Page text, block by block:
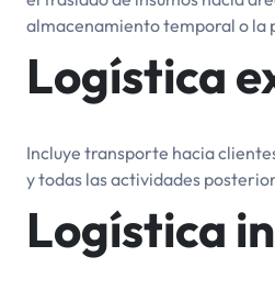
almacenamiento temporal o la
Logística
Incluye transporte hacia
y todas las actividades
Logística